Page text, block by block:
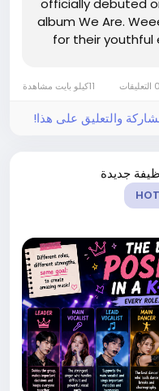
officially debuted
album We Are.
for their youthful
والتعليق على هذا!
جديدة